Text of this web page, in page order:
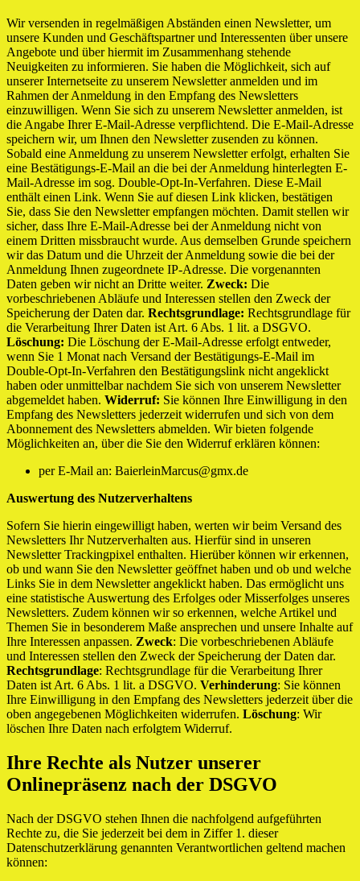
Wir versenden in regelmäßigen Abständen einen Newsletter, um
unsere Kunden und Geschäftspartner und Interessenten über unsere
Angebote und über hiermit im Zusammenhang stehende
Neuigkeiten zu informieren. Sie haben die Möglichkeit, sich auf
unserer Internetseite zu unserem Newsletter anmelden und im
Rahmen der Anmeldung in den Empfang des Newsletters
einzuwilligen. Wenn Sie sich zu unserem Newsletter anmelden, ist
die Angabe Ihrer E-Mail-Adresse verpflichtend. Die E-Mail-Adresse
speichern wir, um Ihnen den Newsletter zusenden zu können.
Sobald eine Anmeldung zu unserem Newsletter erfolgt, erhalten Sie
eine Bestätigungs-E-Mail an die bei der Anmeldung hinterlegten E-
Mail-Adresse im sog. Double-Opt-In-Verfahren. Diese E-Mail
enthält einen Link. Wenn Sie auf diesen Link klicken, bestätigen
Sie, dass Sie den Newsletter empfangen möchten. Damit stellen wir
sicher, dass Ihre E-Mail-Adresse bei der Anmeldung nicht von
einem Dritten missbraucht wurde. Aus demselben Grunde speichern
wir das Datum und die Uhrzeit der Anmeldung sowie die bei der
Anmeldung Ihnen zugeordnete IP-Adresse. Die vorgenannten
Daten geben wir nicht an Dritte weiter. Zweck: Die
vorbeschriebenen Abläufe und Interessen stellen den Zweck der
Speicherung der Daten dar. Rechtsgrundlage: Rechtsgrundlage für
die Verarbeitung Ihrer Daten ist Art. 6 Abs. 1 lit. a DSGVO.
Löschung: Die Löschung der E-Mail-Adresse erfolgt entweder,
wenn Sie 1 Monat nach Versand der Bestätigungs-E-Mail im
Double-Opt-In-Verfahren den Bestätigungslink nicht angeklickt
haben oder unmittelbar nachdem Sie sich von unserem Newsletter
abgemeldet haben. Widerruf: Sie können Ihre Einwilligung in den
Empfang des Newsletters jederzeit widerrufen und sich von dem
Abonnement des Newsletters abmelden. Wir bieten folgende
Möglichkeiten an, über die Sie den Widerruf erklären können:
per E-Mail an: BaierleinMarcus@gmx.de
Auswertung des Nutzerverhaltens
Sofern Sie hierin eingewilligt haben, werten wir beim Versand des
Newsletters Ihr Nutzerverhalten aus. Hierfür sind in unseren
Newsletter Trackingpixel enthalten. Hierüber können wir erkennen,
ob und wann Sie den Newsletter geöffnet haben und ob und welche
Links Sie in dem Newsletter angeklickt haben. Das ermöglicht uns
eine statistische Auswertung des Erfolges oder Misserfolges unseres
Newsletters. Zudem können wir so erkennen, welche Artikel und
Themen Sie in besonderem Maße ansprechen und unsere Inhalte auf
Ihre Interessen anpassen. Zweck: Die vorbeschriebenen Abläufe
und Interessen stellen den Zweck der Speicherung der Daten dar.
Rechtsgrundlage: Rechtsgrundlage für die Verarbeitung Ihrer
Daten ist Art. 6 Abs. 1 lit. a DSGVO. Verhinderung: Sie können
Ihre Einwilligung in den Empfang des Newsletters jederzeit über die
oben angegebenen Möglichkeiten widerrufen. Löschung: Wir
löschen Ihre Daten nach erfolgtem Widerruf.
Ihre Rechte als Nutzer unserer
Onlinepräsenz nach der DSGVO
Nach der DSGVO stehen Ihnen die nachfolgend aufgeführten
Rechte zu, die Sie jederzeit bei dem in Ziffer 1. dieser
Datenschutzerklärung genannten Verantwortlichen geltend machen
können: